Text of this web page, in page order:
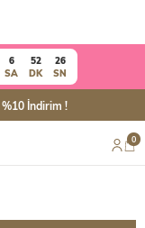
6
SA
52
DK
26
SN
%10 İndirim !
0